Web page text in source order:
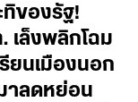
ของรัฐ!
เล็งพลิกโฉม
ยนเมืองนอก
าลดหย่อน